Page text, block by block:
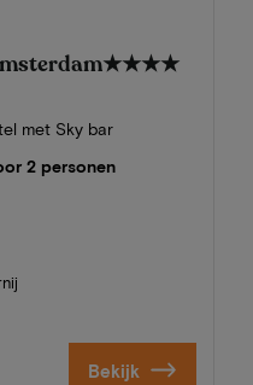
★★★★
met Sky bar
2 personen
Bekijk